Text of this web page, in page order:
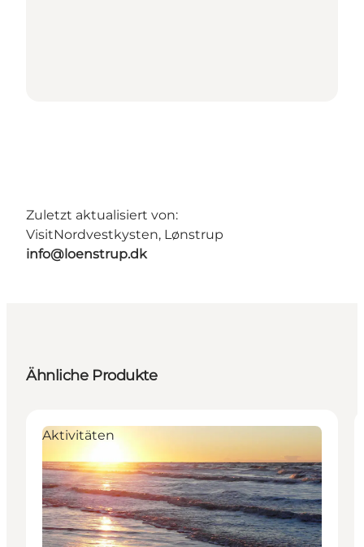
Zuletzt aktualisiert von:
VisitNordvestkysten, Lønstrup
info@loenstrup.dk
Ähnliche Produkte
Aktivitäten